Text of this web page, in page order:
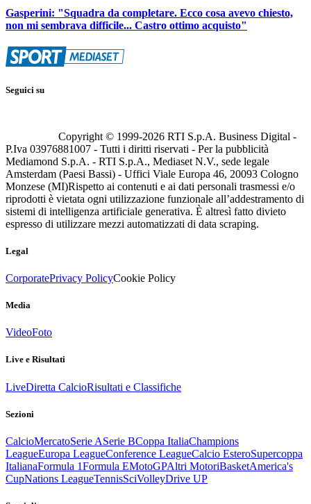
Gasperini: "Squadra da completare. Ecco cosa avevo chiesto,
non mi sembrava difficile... Castro ottimo acquisto"
Seguici su
Copyright © 1999-2026 RTI S.p.A. Business Digital -
P.Iva 03976881007 - Tutti i diritti riservati - Per la pubblicità
Mediamond S.p.A. - RTI S.p.A., Mediaset N.V., sede legale
Amsterdam (Paesi Bassi) - Uffici Viale Europa 46, 20093 Cologno
Monzese (MI)Rispetto ai contenuti e ai dati personali trasmessi e/o
riprodotti è vietata ogni utilizzazione funzionale all’addestramento di
sistemi di intelligenza artificiale generativa. È altresì fatto divieto
espresso di utilizzare mezzi automatizzati di data scraping.
Legal
CorporatePrivacy PolicyCookie Policy
Media
VideoFoto
Live e Risultati
LiveDiretta CalcioRisultati e Classifiche
Sezioni
CalcioMercatoSerie ASerie BCoppa ItaliaChampions
LeagueEuropa LeagueConference LeagueCalcio EsteroSupercoppa
ItalianaFormula 1Formula EMotoGPAltri MotoriBasketAmerica's
CupNations LeagueTennisSciVolleyDrive UP